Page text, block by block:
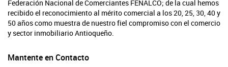
Federación Nacional de Comerciantes FENALCO; de la cual hemos
recibido el reconocimiento al mérito comercial a los 20, 25, 30, 40 y
50 años como muestra de nuestro fiel compromiso con el comercio
y sector inmobiliario Antioqueño.
Mantente en Contacto